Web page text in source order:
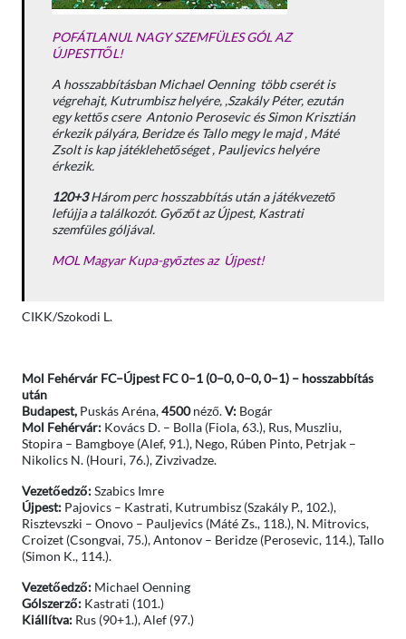
POFÁTLANUL NAGY SZEMFÜLES GÓL AZ
ÚJPESTTŐL!
A hosszabbításban Michael Oenning több cserét is
végrehajt, Kutrumbisz helyére, ,Szakály Péter, ezután
egy kettős csere Antonio Perosevic és Simon Krisztián
érkezik pályára, Beridze és Tallo megy le majd , Máté
Zsolt is kap játéklehetőséget , Pauljevics helyére
érkezik.
120+3Három perc hosszabbítás után a játékvezető
lefújja a találkozót. Győzőt az Újpest, Kastrati
szemfüles góljával.
MOL Magyar Kupa-győztes az Újpest!
CIKK/Szokodi L.
Mol Fehérvár FC–Újpest FC 0–1 (0–0, 0–0, 0–1) – hosszabbítás
után
Budapest, Puskás Aréna,4500néző.V: Bogár
Mol Fehérvár: Kovács D. – Bolla (Fiola, 63.), Rus, Muszliu,
Stopira – Bamgboye (Alef, 91.), Nego, Rúben Pinto, Petrjak –
Nikolics N. (Houri, 76.), Zivzivadze.
Vezetőedző:Szabics Imre
Újpest: Pajovics – Kastrati, Kutrumbisz (Szakály P., 102.),
Risztevszki – Onovo – Pauljevics (Máté Zs., 118.), N. Mitrovics,
Croizet (Csongvai, 75.), Antonov – Beridze (Perosevic, 114.), Tallo
(Simon K., 114.).
Vezetőedző: Michael Oenning
Gólszerző: Kastrati (101.)
Kiállítva: Rus (90+1.), Alef (97.)